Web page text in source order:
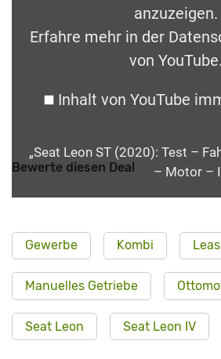
anzuzeigen.
Erfahre mehr in der
von YouTube.
Inhalt von YouTube
„Seat Leon ST (2020): Test –
– Motor –
Bewerte diesen Deal
Gewerbe Kombi
Manuelles Getriebe
Seat Leon Seat Leon IV